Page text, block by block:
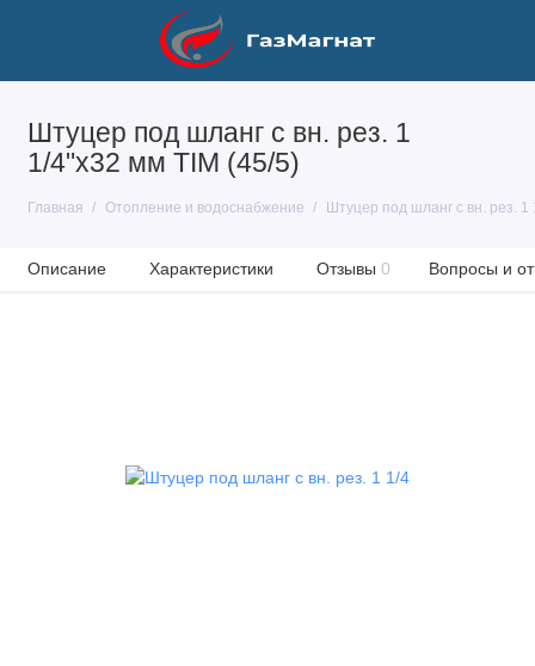
Штуцер под шланг с вн. рез. 1
1/4"х32 мм TIM (45/5)
Главная Отопление и водоснабжение Штуцер под шланг с вн. рез. 1
Описание Характеристики Отзывы 0 Вопросы и